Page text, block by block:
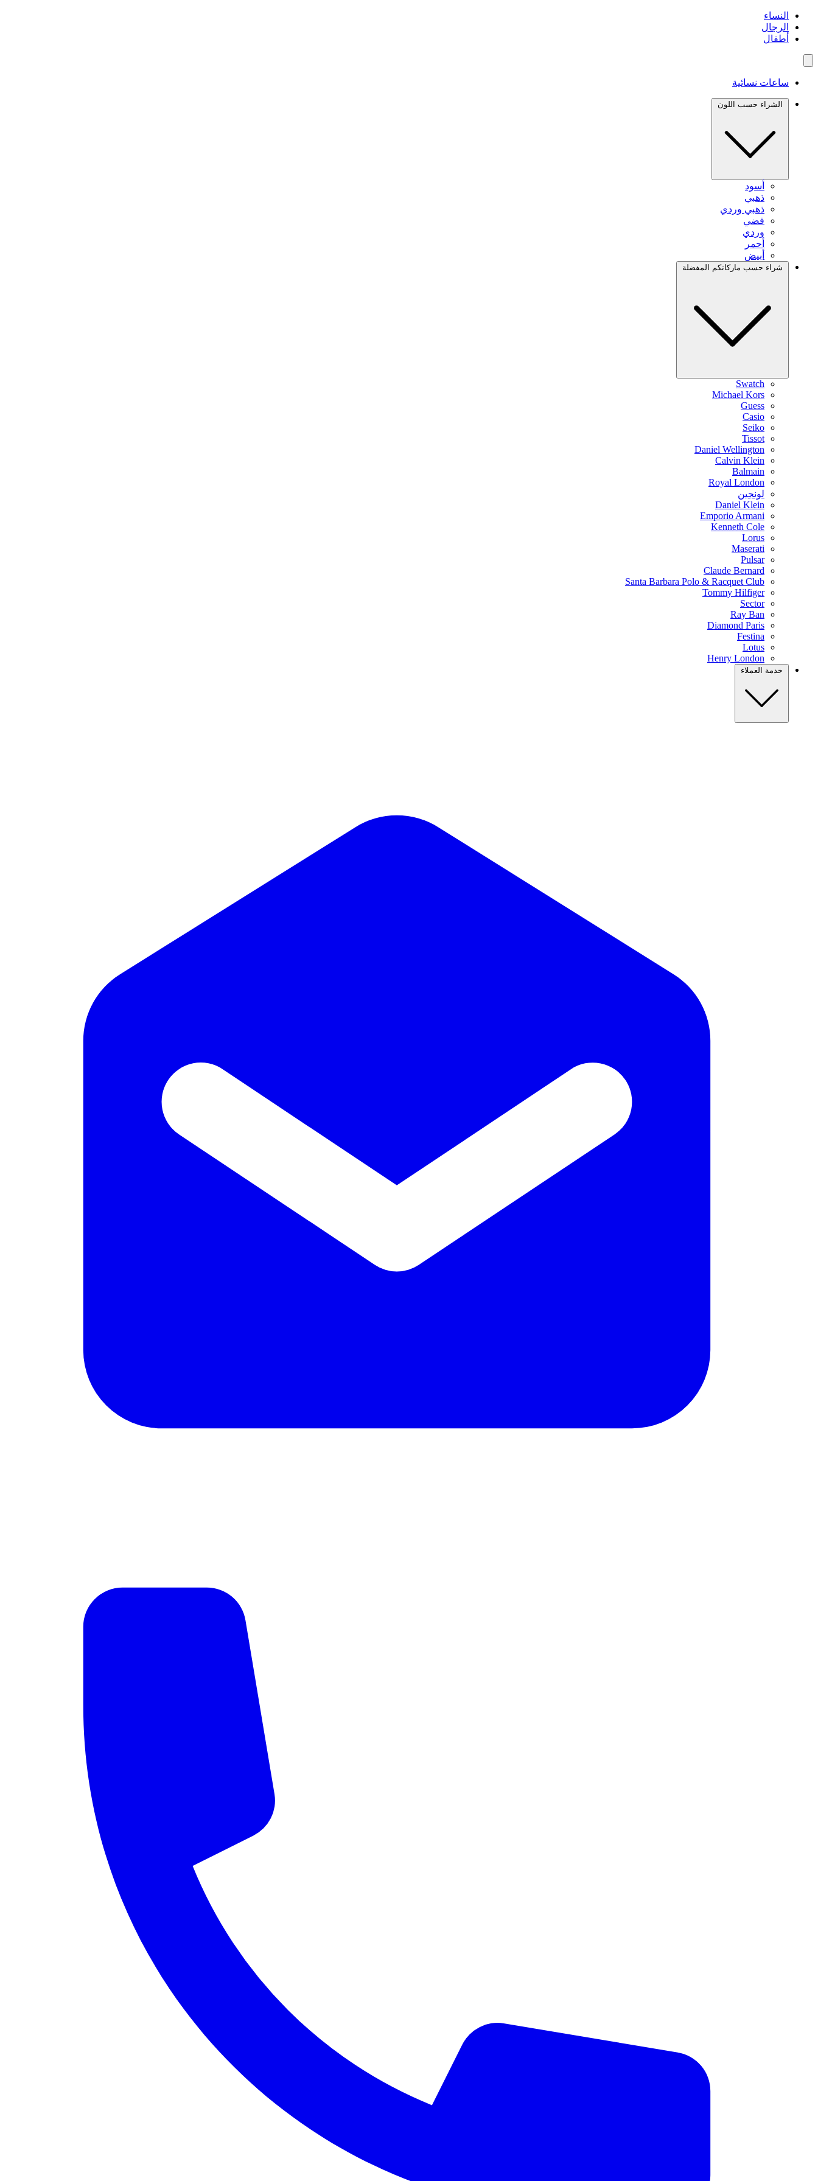
النساء
الرجال
أطفال
ساعات نسائية
الشراء حسب اللون
أسود
ذهبي
ذهبي وردي
فضي
وردي
أحمر
أبيض
شراء حسب ماركاتكم المفضلة
Swatch
Michael Kors
Guess
Casio
Seiko
Tissot
Daniel Wellington
Calvin Klein
Balmain
Royal London
لونجين
Daniel Klein
Emporio Armani
Kenneth Cole
Lorus
Maserati
Pulsar
Claude Bernard
Santa Barbara Polo & Racquet Club
Tommy Hilfiger
Sector
Ray Ban
Diamond Paris
Festina
Lotus
Henry London
خدمة العملاء